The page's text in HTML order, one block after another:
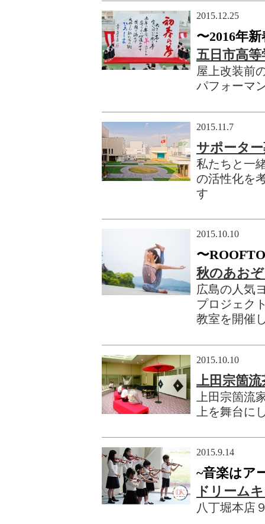
2015.12.25
〜2016年
五日市高
屋上改装前
パフォーマ
2015.11.7
サポータ
私たちと一
の活性化を
す
2015.10.10
〜
秋のあお
広島の人気
プロジェク
教室を開催
2015.10.10
上田宗箇
上田宗箇
上を舞台に
2015.9.14
~音楽はア
ドリーム
八丁堀本店